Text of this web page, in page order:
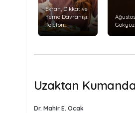
Ekran, Dikkat ve
Yeme Davranışı:
Telefon
Kullanımı Besin
Uzaktan
Dr. Mahir E. Ocak